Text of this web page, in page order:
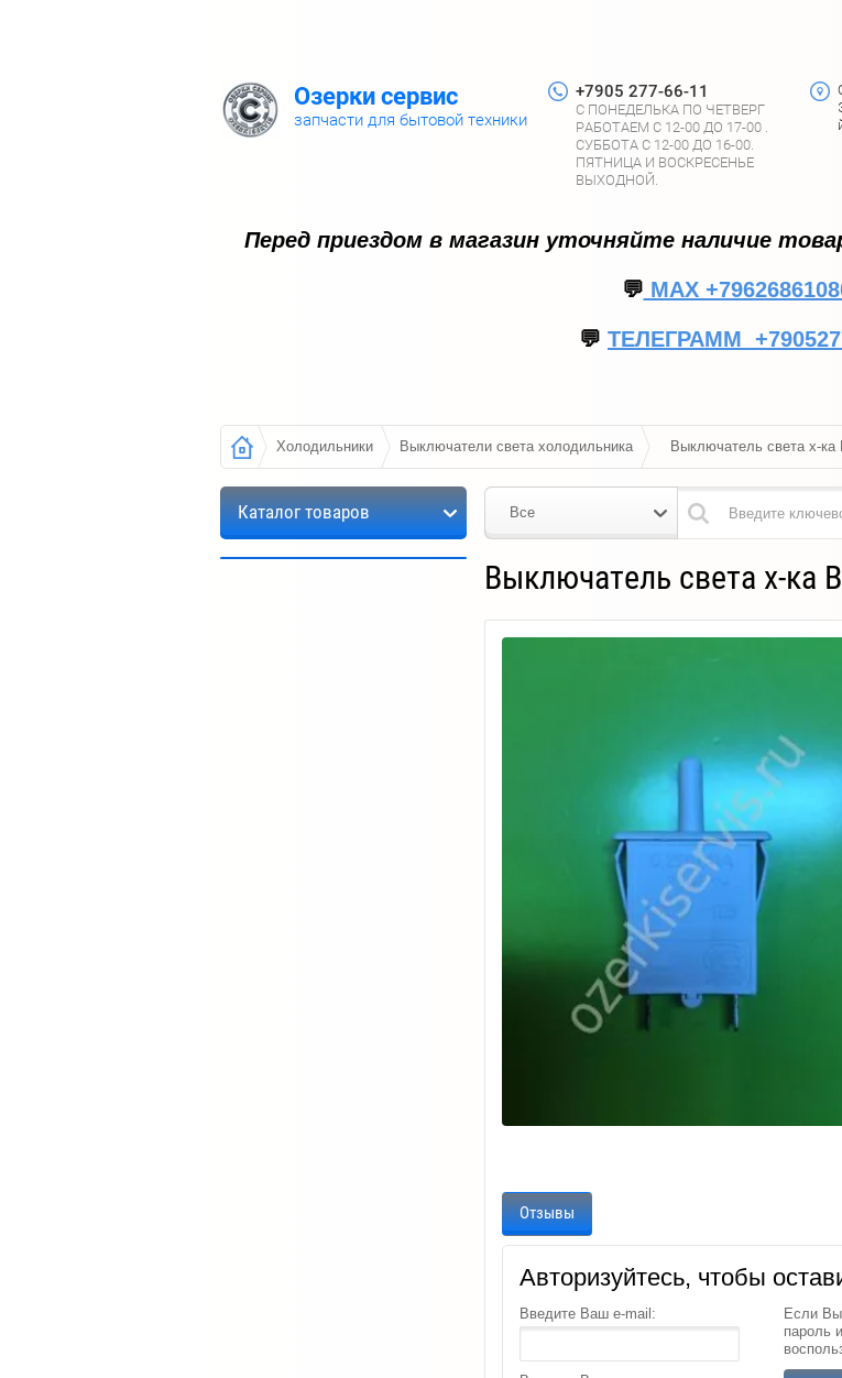
Озерки сервис
запчасти для бытовой техники
+7905 277-66-11
С ПОНЕДЕЛЬКА ПО ЧЕТВЕРГ
РАБОТАЕМ С 12-00 ДО 17-00 .
СУББОТА С 12-00 ДО 16-00.
ПЯТНИЦА И ВОСКРЕСЕНЬЕ
ВЫХОДНОЙ.
Перед приездом в магазин уточняйте наличие
💬 МАХ
💬 ТЕЛЕГРАММ
Холодильники Выключатели света холодильника Выключатель света х-
Каталог товаров Все
Выключатель света х-ка
Отзывы
Авторизуйтесь, чтобы
Введите Ваш e-mail:
Если Вы
пароль